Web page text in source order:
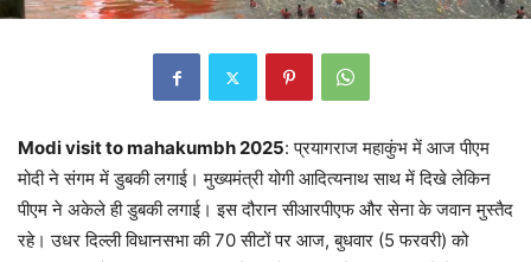
Modi visit to mahakumbh 2025: प्रयागराज महाकुंभ में आज पीएम
मोदी ने संगम में डुबकी लगाई। मुख्यमंत्री योगी आदित्यनाथ साथ में दिखे लेकिन
पीएम ने अकेले ही डुबकी लगाई। इस दौरान सीआरपीएफ और सेना के जवान मुस्तैद
रहे। उधर दिल्ली विधानसभा की 70 सीटों पर आज, बुधवार (5 फरवरी) को